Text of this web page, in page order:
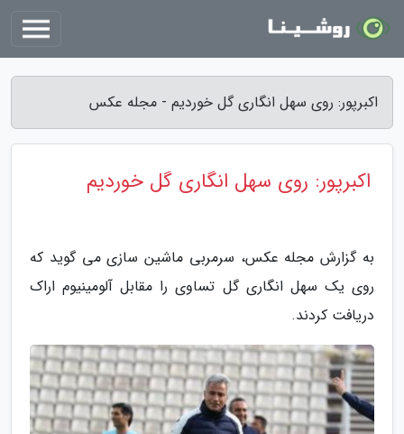
اکبرپور: روی سهل انگاری گل خوردیم - مجله عکس
اکبرپور: روی سهل انگاری گل خوردیم
به گزارش مجله عکس، سرمربی ماشین سازی می گوید که
روی یک سهل انگاری گل تساوی را مقابل آلومینیوم اراک
دریافت کردند.